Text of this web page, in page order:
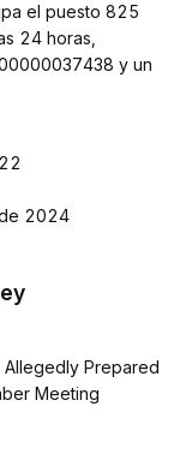
el puesto 825
24 horas,
y un
2024
Allegedly Prepared
Meeting